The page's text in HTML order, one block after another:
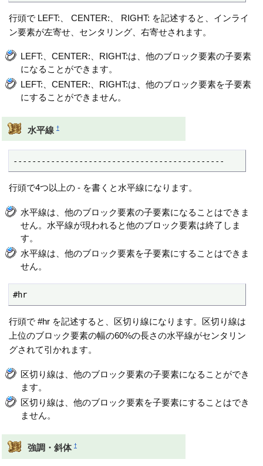
行頭で LEFT:、 CENTER:、 RIGHT: を記述すると、インライ
ン要素が左寄せ、センタリング、右寄せされます。
LEFT:、CENTER:、RIGHT:は、他のブロック要素の子要素
になることができます。
LEFT:、CENTER:、RIGHT:は、他のブロック要素を子要素
にすることができません。
水平線 †
---------------------------------------------
行頭で4つ以上の - を書くと水平線になります。
水平線は、他のブロック要素の子要素になることはできま
せん。水平線が現われると他のブロック要素は終了しま
す。
水平線は、他のブロック要素を子要素にすることはできま
せん。
#hr
行頭で #hr を記述すると、区切り線になります。区切り線は
上位のブロック要素の幅の60%の長さの水平線がセンタリン
グされて引かれます。
区切り線は、他のブロック要素の子要素になることができ
ます。
区切り線は、他のブロック要素を子要素にすることはでき
ません。
強調・斜体 †